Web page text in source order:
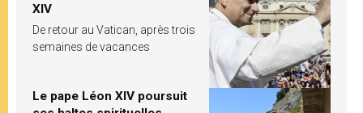
XIV
De retour au Vatican, après trois
semaines de vacances
Le pape Léon XIV poursuit